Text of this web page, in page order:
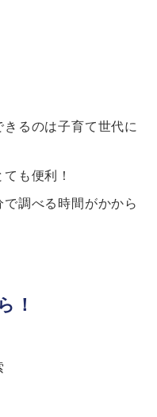
るのは子育て世代に
も便利！
で調べる時間がかから
！